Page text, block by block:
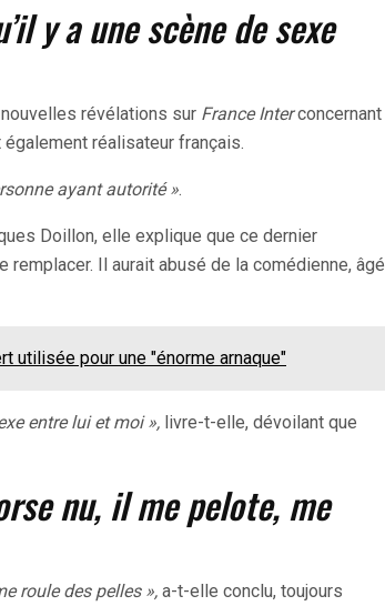
y a une scène de sexe
révélations sur France Interconcernant
réalisateur français.
ayant autorité ».
Doillon, elle explique que ce dernier
remplacer. Il aurait abusé de la comédienne, âgé
utilisée pour une "énorme arnaque"
entre lui et moi », livre-t-elle, dévoilant que
nu, il me pelote, me
roule des pelles », a-t-elle conclu, toujours